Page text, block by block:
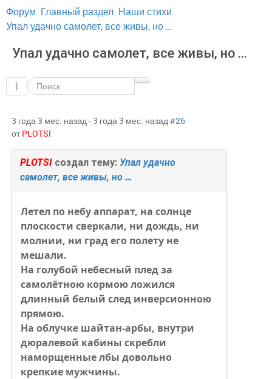
Форум Главный раздел Наши стихи
Упал удачно самолет, все живы, но …
Упал удачно самолет, все живы, но …
1
3 года 3 мес. назад- 3 года 3 мес. назад#26
отPLOTSI
PLOTSI создал тему: Упал удачно
самолет, все живы, но …
Летел по небу аппарат, на солнце
плоскости сверкали, ни дождь, ни
молнии, ни град его полету не
мешали.
На голубой небесный плед за
самолётною кормою ложился
длинный белый след инверсионною
прямою.
На облучке шайтан-арбы, внутри
дюралевой кабины скребли
наморщенные лбы довольно
крепкие мужчины.